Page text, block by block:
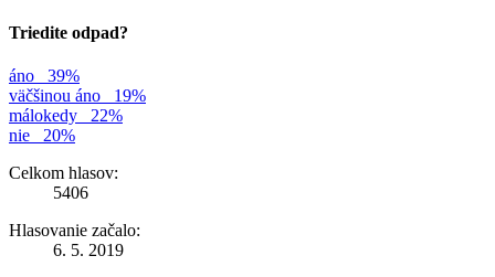
Triedite odpad?
áno
39%
väčšinou áno
19%
málokedy
22%
nie
20%
Celkom hlasov:
5406
Hlasovanie začalo:
6. 5. 2019